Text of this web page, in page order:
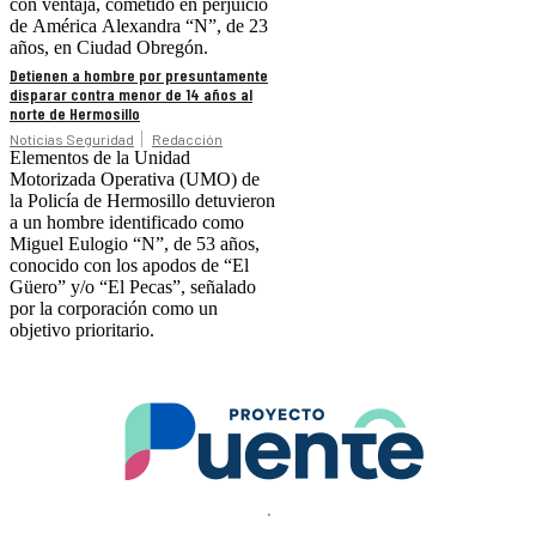
con ventaja, cometido en perjuicio
de América Alexandra “N”, de 23
años, en Ciudad Obregón.
Detienen a hombre por presuntamente
disparar contra menor de 14 años al
norte de Hermosillo
Noticias Seguridad Redacción
Elementos de la Unidad
Motorizada Operativa (UMO) de
la Policía de Hermosillo detuvieron
a un hombre identificado como
Miguel Eulogio “N”, de 53 años,
conocido con los apodos de “El
Güero” y/o “El Pecas”, señalado
por la corporación como un
objetivo prioritario.
.